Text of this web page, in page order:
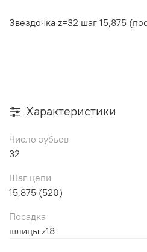
Звездочка z=32 шаг 15,875
Характеристики
Число зубьев
32
Шаг цепи
15,875 (520)
Посадка
шлицы z18